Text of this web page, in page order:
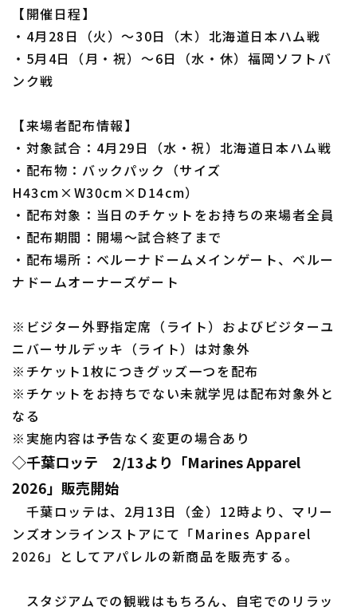
【開催日程】
・4月28日（火）～30日（木）北海道日本ハム戦
・5月4日（月・祝）～6日（水・休）福岡ソフトバ
ンク戦
【来場者配布情報】
・対象試合：4月29日（水・祝）北海道日本ハム戦
・配布物：バックパック（サイズ
H43cm×W30cm×D14cm）
・配布対象：当日のチケットをお持ちの来場者全員
・配布期間：開場～試合終了まで
・配布場所：ベルーナドームメインゲート、ベルー
ナドームオーナーズゲート
※ビジター外野指定席（ライト）およびビジターユ
ニバーサルデッキ（ライト）は対象外
※チケット1枚につきグッズ一つを配布
※チケットをお持ちでない未就学児は配布対象外と
なる
※実施内容は予告なく変更の場合あり
◇千葉ロッテ 2/13より「Marines Apparel
2026」販売開始
千葉ロッテは、2月13日（金）12時より、マリー
ンズオンラインストアにて「Marines Apparel
2026」としてアパレルの新商品を販売する。
スタジアムでの観戦はもちろん、自宅でのリラッ